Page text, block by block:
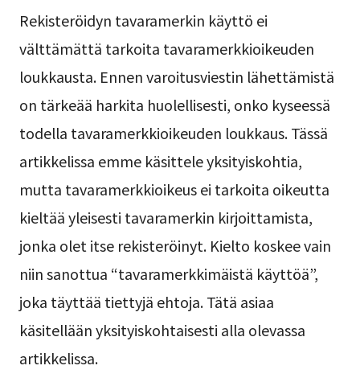
Rekisteröidyn tavaramerkin käyttö ei
välttämättä tarkoita tavaramerkkioikeuden
loukkausta. Ennen varoitusviestin lähettämistä
on tärkeää harkita huolellisesti, onko kyseessä
todella tavaramerkkioikeuden loukkaus. Tässä
artikkelissa emme käsittele yksityiskohtia,
mutta tavaramerkkioikeus ei tarkoita oikeutta
kieltää yleisesti tavaramerkin kirjoittamista,
jonka olet itse rekisteröinyt. Kielto koskee vain
niin sanottua “tavaramerkkimäistä käyttöä”,
joka täyttää tiettyjä ehtoja. Tätä asiaa
käsitellään yksityiskohtaisesti alla olevassa
artikkelissa.